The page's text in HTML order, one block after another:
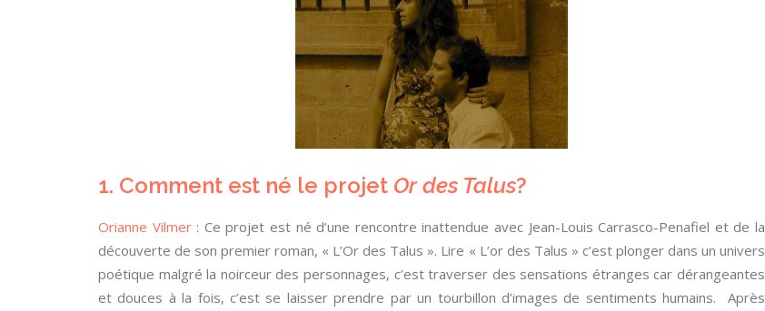
1. Comment est né le projet Or des Talus?
Orianne Vilmer: Ce projet est né d’une rencontre inattendue avec Jean-Louis Carrasco-Penafiel et de la
découverte de son premier roman, « L’Or des Talus ». Lire « L’or des Talus » c’est plonger dans un univers
poétique malgré la noirceur des personnages, c’est traverser des sensations étranges car dérangeantes
et douces à la fois, c’est se laisser prendre par un tourbillon d’images de sentiments humains. Après